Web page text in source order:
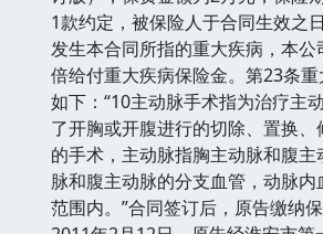
1款约定，被保险人于合同生效之
发生本合同所指的重大疾病，本
倍给付重大疾病保险金。第23条
如下：“10主动脉手术指为治疗主
了开胸或开腹进行的切除、置换
的手术，主动脉指胸主动脉和腹
脉和腹主动脉的分支血管，动脉
范围内。”合同签订后，原告缴纳